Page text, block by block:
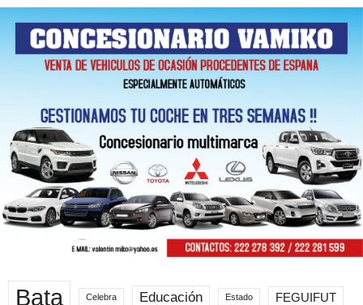
Bata Celebra Educación Estado FEGUIFUT